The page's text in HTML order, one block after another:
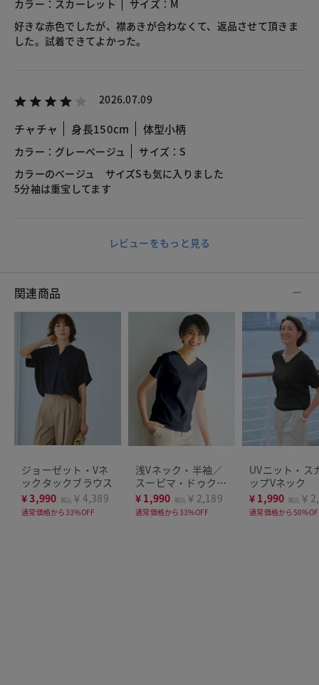
カラー：スカーレット
サイズ：M
好きな赤色でしたが、襟あきが合わなくて、返品させて頂きま
した。試着できてよかった。
2026.07.09
チャチャ 身長150cm 体型小柄
カラー：グレーベージュ
サイズ：S
カラーのベージュ サイズSも気に入りました
5分袖は重宝してます
レビューをもっと見る
関連商品
ジョーゼット・Vネ
ックタックブラウス
¥3,990 税込 ￥4,389
通常価格から33%OFF
浅Vネック・半袖／
スーピマ・ドゥクラ
ッセTシャツ
¥ 1,990 税込 ￥2,189
通常価格から33%OFF
UVニット・ス
ップVネック
¥ 1,990 税込 ￥
通常価格から